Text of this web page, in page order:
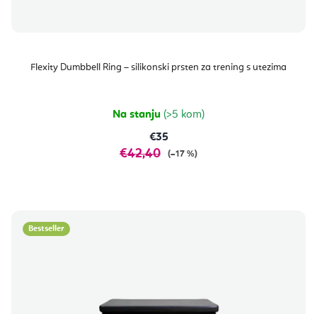
Flexity Dumbbell Ring – silikonski prsten za trening s utezima
Na stanju (>5 kom)
€35
€42,40 (–17 %)
Bestseller